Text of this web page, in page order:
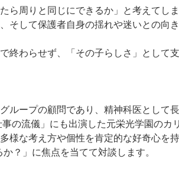
ら周りと同じにできるか」と考えてし
そして保護者自身の揺れや迷いとの向
で終わらせず、「その子らしさ」とし
ループの顧問であり、精神科医として
事の流儀」にも出演した元栄光学園の
様な考え方や個性を肯定的な好奇心を
か？」に焦点を当てて対談します。